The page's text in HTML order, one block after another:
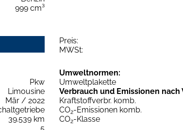
999 cm³
Preis:
MWSt:
Pkw
Limousine
Mär / 2022
39.539 km
5
Umweltnormen:
Umweltplakette
Verbrauch und Emissionen nach
Kraftstoffverbr. komb.
CO2-Emissionen komb.
CO2-Klasse